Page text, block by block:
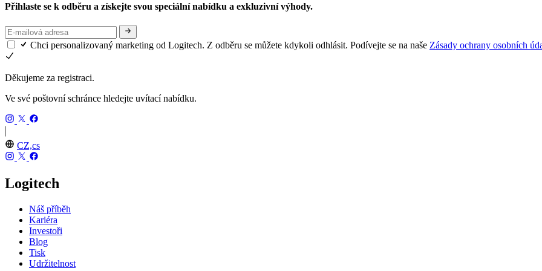
Přihlaste se k odběru a získejte svou speciální nabídku a exkluzivní výhody.
Chci personalizovaný marketing od Logitech. Z odběru se můžete kdykoli odhlásit. Podívejte se na naše Zásady ochrany osobních
Děkujeme za registraci.
Ve své poštovní schránce hledejte uvítací nabídku.
CZ,cs
Logitech
Náš příběh
Kariéra
Investoři
Blog
Tisk
Udržitelnost